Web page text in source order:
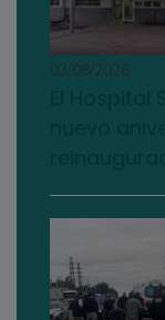
03/08/2026